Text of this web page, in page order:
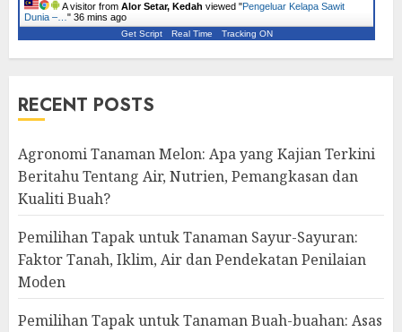
A visitor from Alor Setar, Kedah viewed "Pengeluar Kelapa Sawit
Dunia –… " 36 mins ago
Get Script Real Time Tracking ON
RECENT POSTS
Agronomi Tanaman Melon: Apa yang Kajian Terkini
Beritahu Tentang Air, Nutrien, Pemangkasan dan
Kualiti Buah?
Pemilihan Tapak untuk Tanaman Sayur-Sayuran:
Faktor Tanah, Iklim, Air dan Pendekatan Penilaian
Moden
Pemilihan Tapak untuk Tanaman Buah-buahan: Asas